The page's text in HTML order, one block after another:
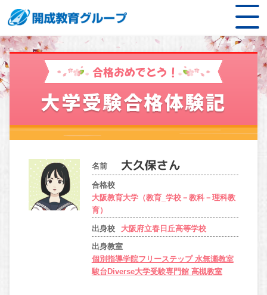
合格おめでとう！
大学受験合格体験記
名前
合格校
大阪教育大学（教育_学校－教科－理科教
育）
出身校 大阪府立春日丘高等学校
出身教室
個別指導学院フリーステップ 水無瀬教室
駿台Diverse大学受験専門館 高槻教室